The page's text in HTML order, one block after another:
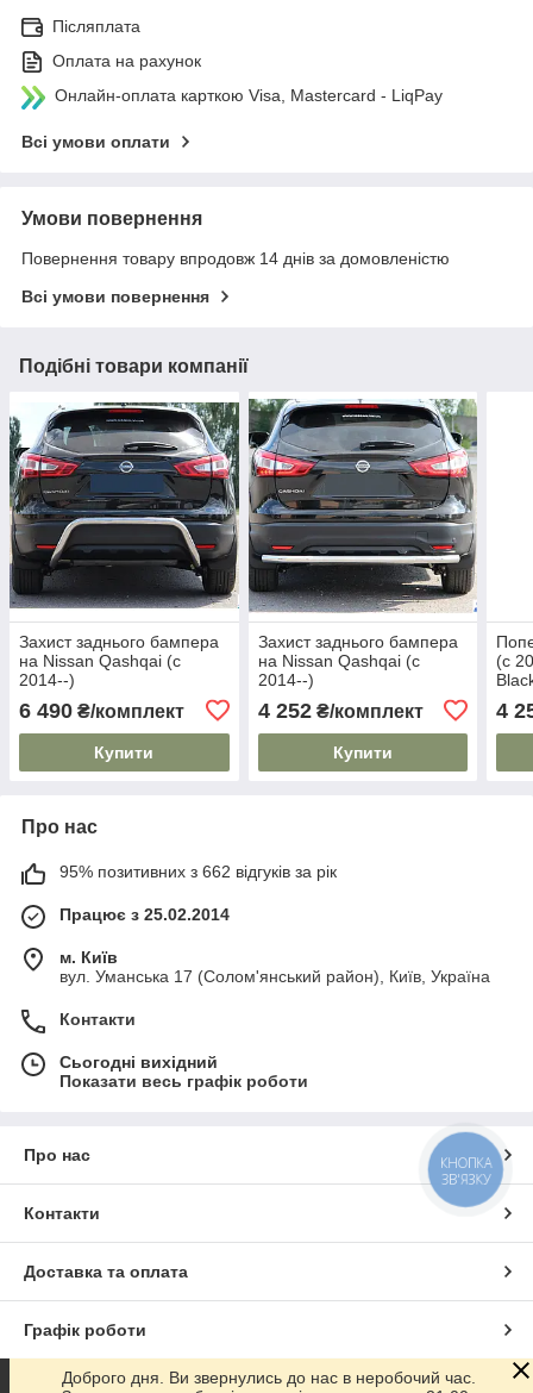
Післяплата
Оплата на рахунок
Онлайн-оплата карткою Visa, Mastercard - LiqPay
Всі умови оплати
Умови повернення
Повернення товару впродовж 14 днів за домовленістю
Всі умови повернення
Подібні товари компанії
Захист заднього бампера
на Nissan Qashqai (c
2014--)
6 490 ₴/комплект
Купити
Захист заднього бампера
на Nissan Qashqai (c
2014--)
4 252₴/комплект
Купити
(c
4
Про нас
95% позитивних з 662 відгуків за рік
Працює з 25.02.2014
м. Київ
вул. Уманська 17 (Солом'янський район), Київ, Україна
Контакти
Сьогодні вихідний
Показати весь графік роботи
Про нас
Контакти
Доставка та оплата
Графік роботи
Повна версія сайту
Доброго дня. Ви звернулись до нас в неробочий час.
КНОПКА
ЗВ'ЯЗКУ